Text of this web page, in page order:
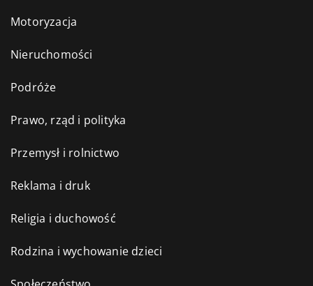
Motoryzacja
Nieruchomości
Podróże
Prawo, rząd i polityka
Przemysł i rolnictwo
Reklama i druk
Religia i duchowość
Rodzina i wychowanie dzieci